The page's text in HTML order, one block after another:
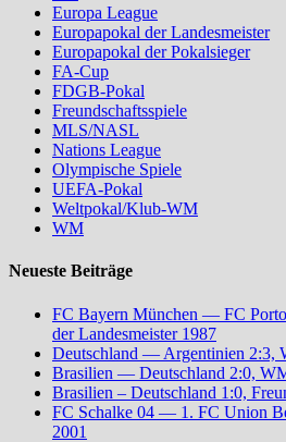
Europa League
Europapokal der Landesmeister
Europapokal der Pokalsieger
FA-Cup
FDGB-Pokal
Freundschaftsspiele
MLS/NASL
Nations League
Olympische Spiele
UEFA-Pokal
Weltpokal/Klub-WM
WM
Neueste Beiträge
FC Bayern München — FC
der Landesmeister 1987
Deutschland — Argentinien 2:3,
Brasilien — Deutschland 2:0,
Brasilien – Deutschland 1:0,
FC Schalke 04 — 1. FC Union
2001